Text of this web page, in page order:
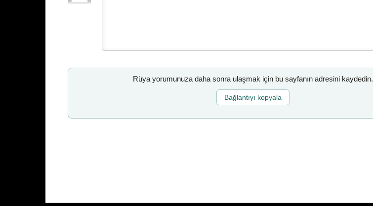
Rüya yorumunuza daha sonra ulaşmak için bu sayfanın adresini kaydedin.
Bağlantıyı kopyala